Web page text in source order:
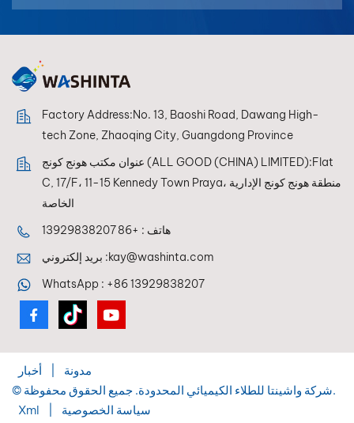
Factory Address:No. 13, Baoshi Road, Dawang High-
tech Zone, Zhaoqing City, Guangdong Province
عنوان مكتب هونج كونج (ALL GOOD (CHINA) LIMITED):Flat
C, 17/F، 11-15 Kennedy Town Praya، منطقة هونج كونج الإدارية
الخاصة
هاتف : +86 13929838207
بريد إلكتروني :kay@washinta.com
WhatsApp : +86 13929838207
مدونة
أخبار
© شركة واشينتا للطلاء الكيميائي المحدودة. جميع الحقوق محفوظة.
Xml
سياسة الخصوصية